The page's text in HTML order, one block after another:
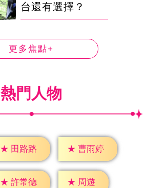
台還有選擇？
更多焦點+
熱門人物
★ 田路路 ★ 曹雨婷
★ 許常德 ★ 周遊